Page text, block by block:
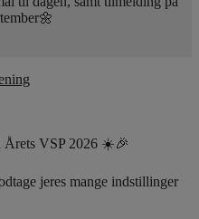
Årets VSP 2026 ☀️🎉
jeres mange indstillinger